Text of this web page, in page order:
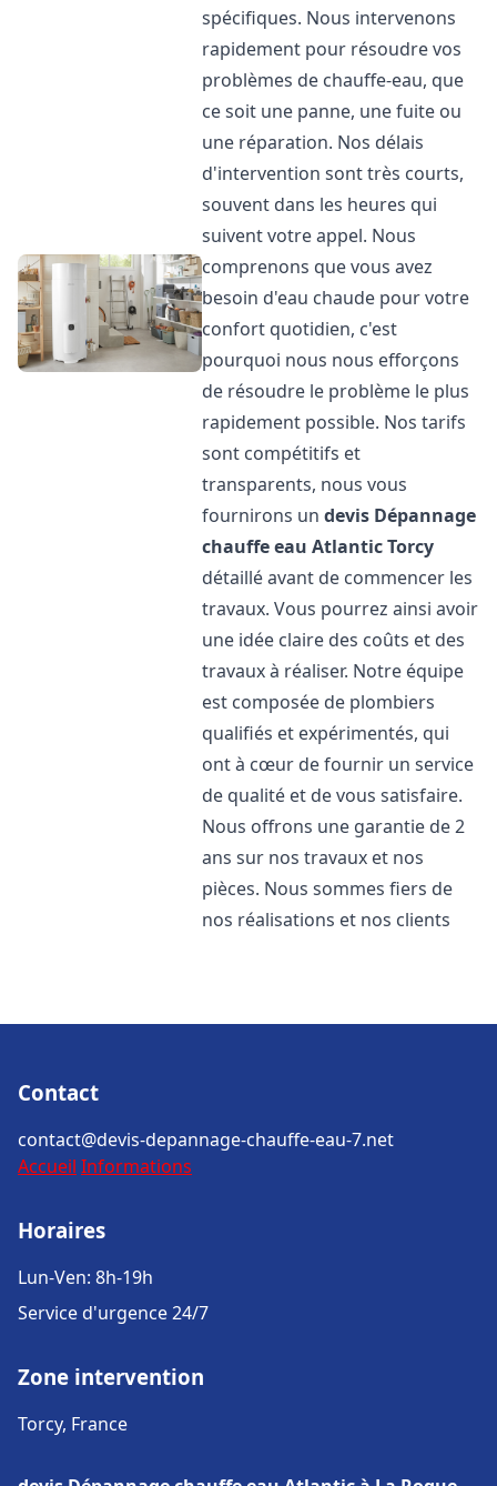
spécifiques. Nous intervenons
rapidement pour résoudre vos
problèmes de chauffe-eau, que
ce soit une panne, une fuite ou
une réparation. Nos délais
d'intervention sont très courts,
souvent dans les heures qui
suivent votre appel. Nous
comprenons que vous avez
besoin d'eau chaude pour votre
confort quotidien, c'est
pourquoi nous nous efforçons
de résoudre le problème le plus
rapidement possible. Nos tarifs
sont compétitifs et
transparents, nous vous
fournirons undevis Dépannage
chauffe eau AtlanticTorcy
détaillé avant de commencer les
travaux. Vous pourrez ainsi avoir
une idée claire des coûts et des
travaux à réaliser. Notre équipe
est composée de plombiers
qualifiés et expérimentés, qui
ont à cœur de fournir un service
de qualité et de vous satisfaire.
Nous offrons une garantie de 2
ans sur nos travaux et nos
pièces. Nous sommes fiers de
nos réalisations et nos clients
Contact
contact@devis-depannage-chauffe-eau-7.net
Accueil Informations
Horaires
Lun-Ven: 8h-19h
Service d'urgence 24/7
Zone intervention
Torcy, France